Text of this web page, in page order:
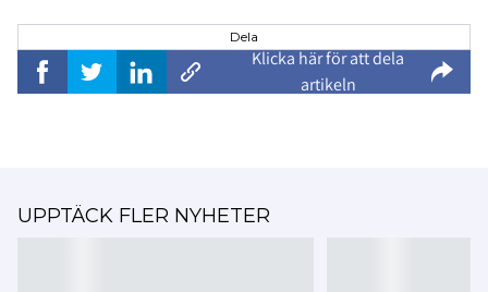
Dela
Klicka här för att dela
artikeln
UPPTÄCK FLER NYHETER